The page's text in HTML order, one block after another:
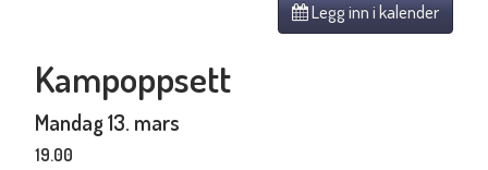
Legg inn i kalender
Kampoppsett
Mandag 13. mars
19.00